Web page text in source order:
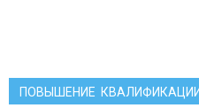
ПОВЫШЕНИЕ КВАЛИФИКАЦИИ